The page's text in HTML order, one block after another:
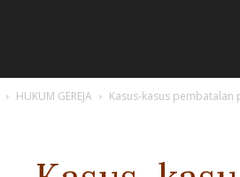
HUKUM GEREJA Kasus-kasus